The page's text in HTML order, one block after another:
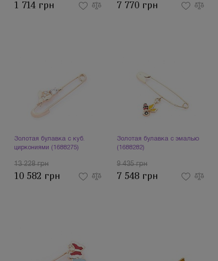
1 714 грн 7 770 грн
Золотая булавка с куб.
циркониями (1688275)
13 228 грн
10 582 грн
Золотая булавка с эмалью
(1688282)
9 435 грн
7 548 грн